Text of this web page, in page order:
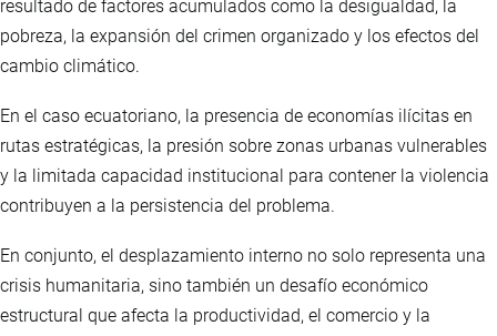
resultado de factores acumulados como la desigualdad, la
pobreza, la expansión del crimen organizado y los efectos del
cambio climático.
En el caso ecuatoriano, la presencia de economías ilícitas en
rutas estratégicas, la presión sobre zonas urbanas vulnerables
y la limitada capacidad institucional para contener la violencia
contribuyen a la persistencia del problema.
En conjunto, el desplazamiento interno no solo representa una
crisis humanitaria, sino también un desafío económico
estructural que afecta la productividad, el comercio y la